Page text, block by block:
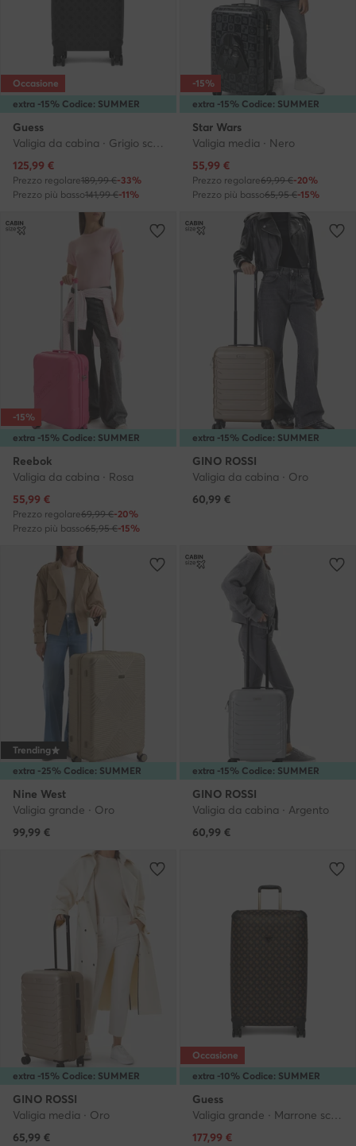
extra -15% Codice: SUMMER
Occasione
Guess
Valigia da cabina · Grigio scuro
Prezzo attuale
125,99 €
Prezzo regolare189,99 €-33%
Prezzo più basso141,99 €-11%
extra -15% Codice: SUMMER
-15%
Star Wars
Valigia media · Nero
Prezzo attuale
55,99 €
Prezzo regolare69,99 €-20%
Prezzo più basso65,95 €-15%
extra -15% Codice: SUMMER
-15%
Reebok
Valigia da cabina · Rosa
Prezzo attuale
55,99 €
Prezzo regolare69,99 €-20%
Prezzo più basso65,95 €-15%
extra -15% Codice: SUMMER
GINO ROSSI
Valigia da cabina · Oro
60,99 €
extra -25% Codice: SUMMER
Trending
Nine West
Valigia grande · Oro
99,99 €
extra -15% Codice: SUMMER
GINO ROSSI
Valigia da cabina · Argento
60,99 €
extra -15% Codice: SUMMER
GINO ROSSI
Valigia media · Oro
65,99 €
extra -10% Codice: SUMMER
Occasione
Guess
Valigia grande · Marrone scuro
Prezzo attuale
177,99 €